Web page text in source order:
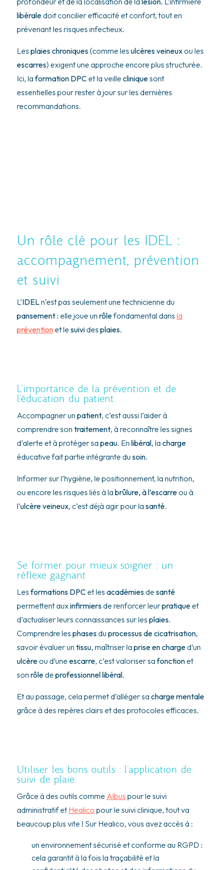
libéraledoit concilier efficacité et confort, tout en
prévenant les risques infectieux.
Les plaies chroniques(comme les ulcères veineuxou les
escarres) exigent une approche encore plus structurée.
Ici, laformation DPCet la veille cliniquesont
essentielles pour rester à jour sur les dernières
recommandations.
Un rôle clé pour les IDEL :
accompagnement, prévention
et suivi
L’IDELn’est pas seulement une technicienne du
pansement: elle joue un rôlefondamental dans la
préventionet le suivides plaies.
L’importance de la prévention et de
l’éducation du patient
Accompagner un patient, c’est aussi l’aider à
comprendre son traitement, à reconnaître les signes
d’alerte et à protéger sa peau. En libéral, la charge
éducative fait partie intégrante du soin.
Informer sur l’hygiène, le positionnement, la nutrition,
ou encore les risques liés à la brûlure, à l’escarreou à
l’ulcère veineux, c’est déjà agir pour la santé.
Se former pour mieux soigner : un
réflexe gagnant
Lesformations DPCet les académiesde santé
permettent auxinfirmiersde renforcer leurpratiqueet
d’actualiser leurs connaissances sur les plaies.
Comprendre les phasesdu processus de cicatrisation,
savoir évaluer un tissu, maîtriser la prise en charged’un
ulcèreou d’une escarre, c’est valoriser safonctionet
son rôlede professionnel libéral.
Et au passage, cela permet d’alléger sa charge mentale
grâce à des repères clairs et des protocoles efficaces.
Utiliser les bons outils : l’application de
suivi de plaie
Grâce à des outils comme Albus pour le suivi
administratif et Healico pour le suivi clinique, tout va
beaucoup plus vite ! Sur Healico, vous avez accès à :
un environnement sécurisé et conforme au RGPD :
cela garantit à la fois la traçabilité et la